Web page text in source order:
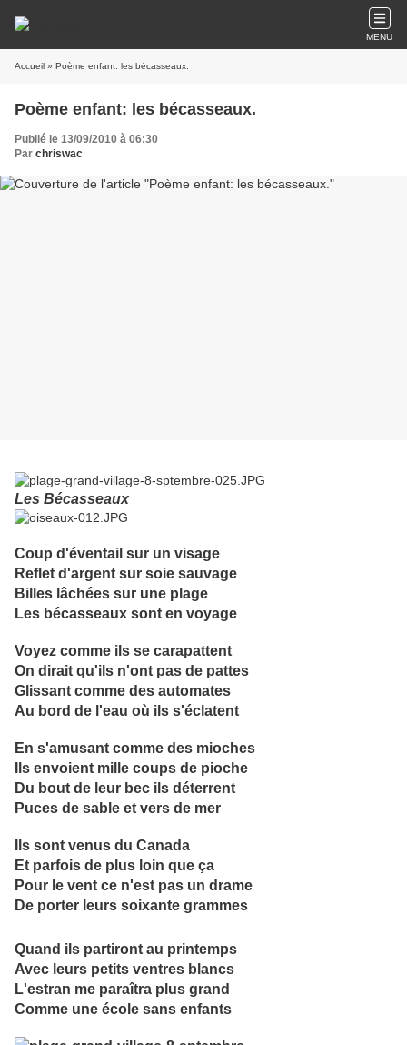
MENU
Accueil » Poème enfant: les bécasseaux.
Poème enfant: les bécasseaux.
Publié le 13/09/2010 à 06:30
Par chriswac
Les Bécasseaux
Coup d'éventail sur un visage
Reflet d'argent sur soie sauvage
Billes lâchées sur une plage
Les bécasseaux sont en voyage
Voyez comme ils se carapattent
On dirait qu'ils n'ont pas de pattes
Glissant comme des automates
Au bord de l'eau où ils s'éclatent
En s'amusant comme des mioches
Ils envoient mille coups de pioche
Du bout de leur bec ils déterrent
Puces de sable et vers de mer
Ils sont venus du Canada
Et parfois de plus loin que ça
Pour le vent ce n'est pas un drame
De porter leurs soixante grammes
Quand ils partiront au printemps
Avec leurs petits ventres blancs
L'estran me paraîtra plus grand
Comme une école sans enfants